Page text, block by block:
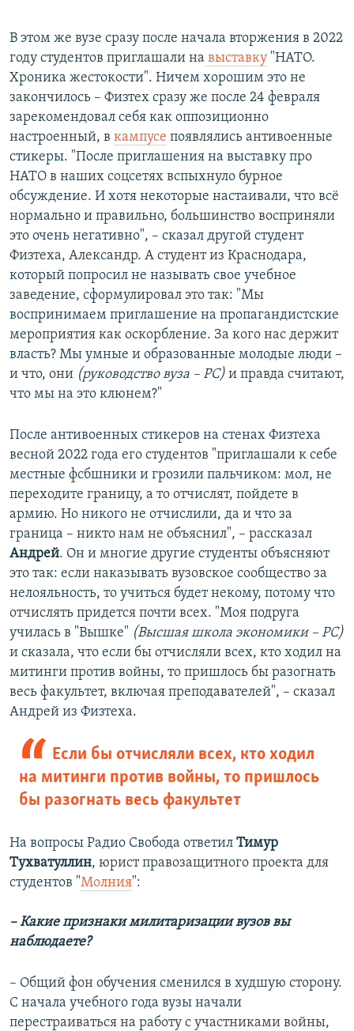
В этом же вузе сразу после начала вторжения в 2022
году студентов приглашали на выставку "НАТО.
Хроника жестокости". Ничем хорошим это не
закончилось – Физтех сразу же после 24 февраля
зарекомендовал себя как оппозиционно
настроенный, в кампусе появлялись антивоенные
стикеры. "После приглашения на выставку про
НАТО в наших соцсетях вспыхнуло бурное
обсуждение. И хотя некоторые настаивали, что всё
нормально и правильно, большинство восприняли
это очень негативно", – сказал другой студент
Физтеха, Александр. А студент из Краснодара,
который попросил не называть свое учебное
заведение, сформулировал это так: "Мы
воспринимаем приглашение на пропагандистские
мероприятия как оскорбление. За кого нас держит
власть? Мы умные и образованные молодые люди –
и что, они (руководство вуза – РС) и правда считают,
что мы на это клюнем?"
После антивоенных стикеров на стенах Физтеха
весной 2022 года его студентов "приглашали к себе
местные фсбшники и грозили пальчиком: мол, не
переходите границу, а то отчислят, пойдете в
армию. Но никого не отчислили, да и что за
граница – никто нам не объяснил", – рассказал
Андрей. Он и многие другие студенты объясняют
это так: если наказывать вузовское сообщество за
нелояльность, то учиться будет некому, потому что
отчислять придется почти всех. "Моя подруга
училась в "Вышке" (Высшая школа экономики – РС)
и сказала, что если бы отчисляли всех, кто ходил на
митинги против войны, то пришлось бы разогнать
весь факультет, включая преподавателей", – сказал
Андрей из Физтеха.
Если бы отчисляли всех, кто ходил
на митинги против войны, то пришлось
бы разогнать весь факультет
На вопросы Радио Свобода ответил Тимур
Тухватуллин, юрист правозащитного проекта для
студентов "Молния":
– Какие признаки милитаризации вузов вы
наблюдаете?
– Общий фон обучения сменился в худшую сторону.
С начала учебного года вузы начали
перестраиваться на работу с участниками войны,